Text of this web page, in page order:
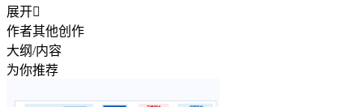
展开
作者其他创作
大纲/内容
为你推荐